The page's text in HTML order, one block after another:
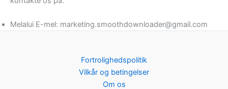
Melalui E-mel: marketing.smoothdownloader@gmail.com
Fortrolighedspolitik
Vilkår og betingelser
Om os